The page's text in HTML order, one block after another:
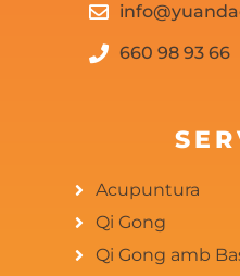
660 98 93 66
Acupuntura
Qi Gong
Qi Gong amb